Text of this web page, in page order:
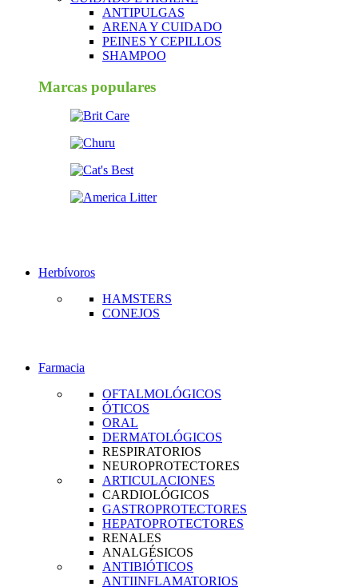
ANTIPULGAS
ARENA Y CUIDADO
PEINES Y CEPILLOS
SHAMPOO
Marcas populares
Herbívoros
HAMSTERS
CONEJOS
Farmacia
OFTALMOLÓGICOS
ÓTICOS
ORAL
DERMATOLÓGICOS
RESPIRATORIOS
NEUROPROTECTORES
ARTICULACIONES
CARDIOLÓGICOS
GASTROPROTECTORES
HEPATOPROTECTORES
RENALES
ANALGÉSICOS
ANTIBIÓTICOS
ANTIINFLAMATORIOS